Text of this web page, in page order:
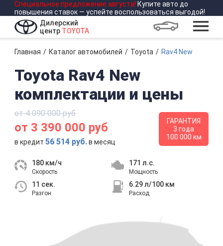
Специальное предложение августа! Купите авто до
повышения ставок — успейте воспользоваться выгодой!
Дилерский
центр TOYOTA
Главная Каталог автомобилей Toyota Rav4 New
Toyota Rav4 New
комплектации и цены
от 4 090 000 руб
от 3 390 000 руб
в кредит 56 514 руб.в месяц
ГАРАНТИЯ
3 года
100 000 км
180 км/ч
Скорость
171 л.с.
Мощность
11 сек.
Разгон
6.29 л/100 км
Расход